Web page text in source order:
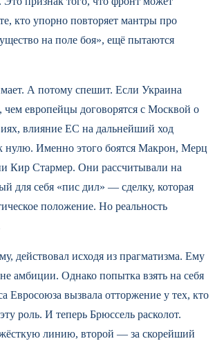
кто упорно повторяет мантры про
на поле боя», ещё пытаются
А потому спешит. Если Украина
чем европейцы договорятся с Москвой о
влияние ЕС на дальнейший ход
нулю. Именно этого боятся Макрон, Мерц
Кир Стармер. Они рассчитывали на
для себя «пис дил» — сделку, которая
положение. Но реальность
действовал исходя из прагматизма. Ему
амбиции. Однако попытка взять на себя
Евросоюза вызвала отторжение у тех, кто
роль. И теперь Брюссель расколот.
линию, второй — за скорейший